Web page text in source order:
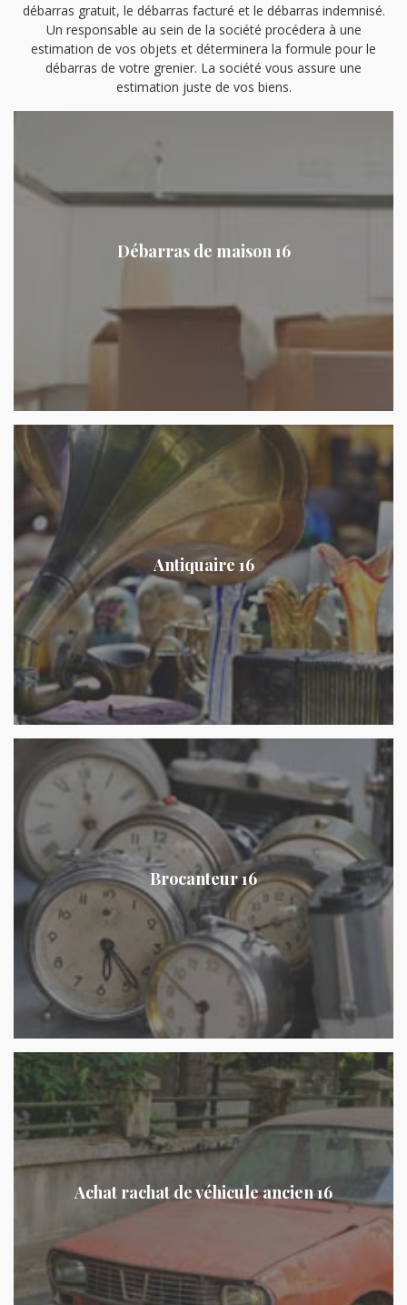
débarras gratuit, le débarras facturé et le débarras indemnisé.
Un responsable au sein de la société procédera à une
estimation de vos objets et déterminera la formule pour le
débarras de votre grenier. La société vous assure une
estimation juste de vos biens.
Débarras de maison 16
Antiquaire 16
Brocanteur 16
Achat rachat de véhicule ancien 16